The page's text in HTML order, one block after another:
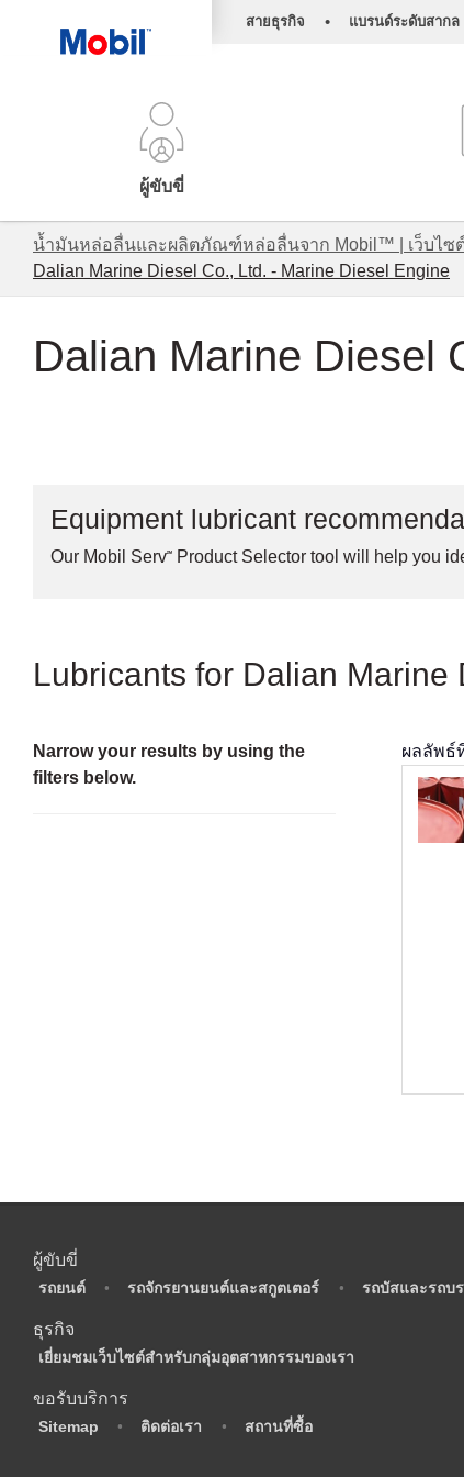
สายธุรกิจ • แบรนด์ระดับสากล
ผู้ขับขี่
น้ำมันหล่อลื่นและผลิตภัณฑ์หล่อลื่นจาก Mobil™ | เว็บไซต์
Dalian Marine Diesel Co., Ltd. - Marine Diesel Engine
Dalian Marine Diesel
Equipment lubricant
Our Mobil Serv℠ Product Selector tool will help you
Lubricants for Dalian
Narrow your results by using the
filters below.
ผลลัพธ์
ผู้ขับขี่
รถยนต์ • รถจักรยานยนต์และสกูตเตอร์ • รถบัสและรถบ
ธุรกิจ
เยี่ยมชมเว็บไซต์สำหรับกลุ่มอุตสาหกรรมของเรา
ขอรับบริการ
Sitemap • ติดต่อเรา • สถานที่ซื้อ